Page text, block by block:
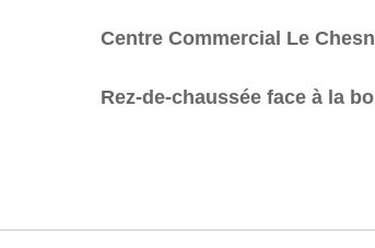
Centre Commercial Le
Rez-de-chaussée face à la